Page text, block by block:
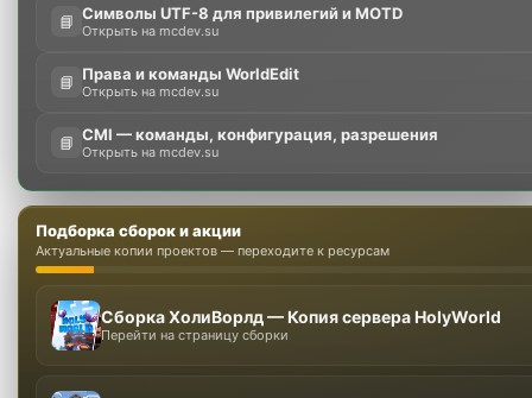
📘 Символы UTF-8 для привилегий и MOTD
Открыть на mcdev.su
📘 Права и команды WorldEdit
Открыть на mcdev.su
📘 CMI — команды, конфигурация, разрешения
Открыть на mcdev.su
Подборка сборок и акции
Актуальные копии проектов — переходите к ресурсам
Сборка ХолиВорлд — Копия сервера HolyWorld
Перейти на страницу сборки